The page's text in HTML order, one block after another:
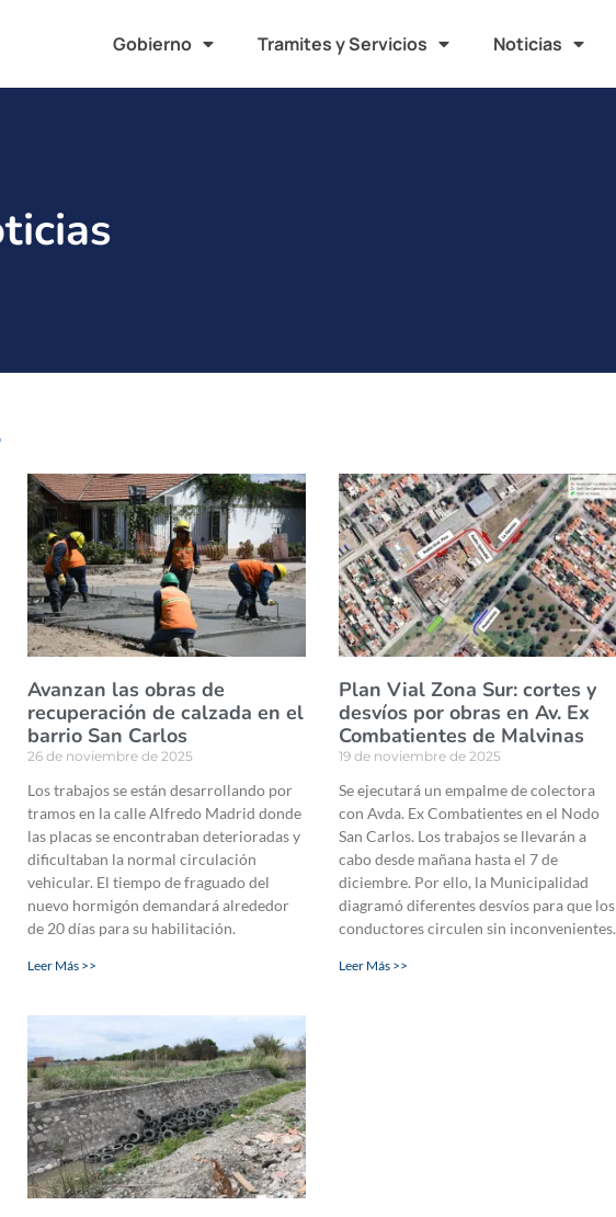
Gobierno Tramites y Servicios Noticias
Avanzan las obras de
recuperación de calzada en el
barrio San Carlos
26 de noviembre de 2025
Los trabajos se están desarrollando por
tramos en la calle Alfredo Madrid donde
las placas se encontraban deterioradas y
dificultaban la normal circulación
vehicular. El tiempo de fraguado del
nuevo hormigón demandará alrededor
de 20 días para su habilitación.
Leer Más >>
Plan Vial Zona Sur: cortes y
desvíos por obras en Av. Ex
Combatientes de Malvinas
19 de noviembre de 2025
Se ejecutará un empalme de colectora
con Avda. Ex Combatientes en el Nodo
San Carlos. Los trabajos se llevarán a
cabo desde mañana hasta el 7 de
diciembre. Por ello, la Municipalidad
diagramó diferentes desvíos para que los
conductores circulen sin inconvenientes.
Leer Más >>